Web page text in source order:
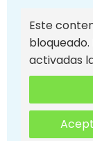
Este
activadas